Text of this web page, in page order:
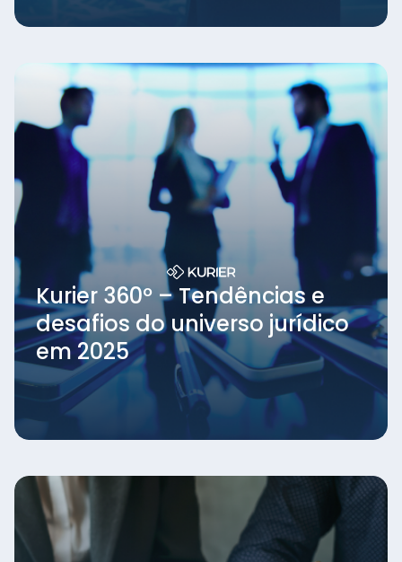
Kurier 360º – Tendências e
desafios do universo jurídico
em 2025